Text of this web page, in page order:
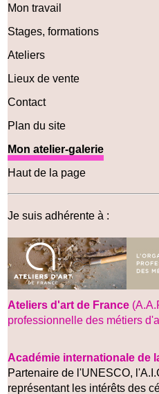
Mon travail
Stages, formations
Ateliers
Lieux de vente
Contact
Plan du site
Mon atelier-galerie
Haut de la page
Je suis adhérente à :
Ateliers d'art de France
professionnelle des métiers
Académie internationale de
Partenaire de l'UNESCO,
représentant les intérêts des